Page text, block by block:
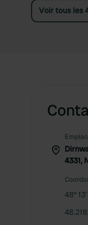
Voir tous les
4331,
48°